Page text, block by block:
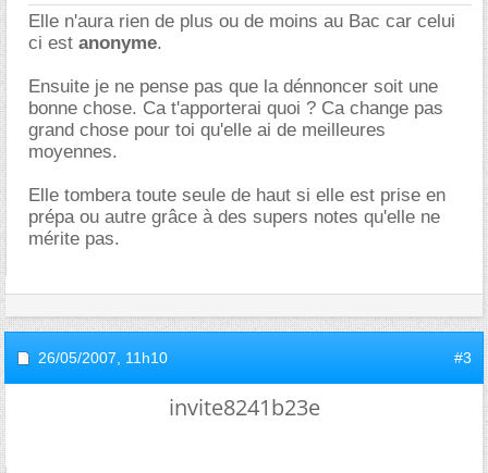
Elle n'aura rien de plus ou de moins au Bac car celui
ci est anonyme.
Ensuite je ne pense pas que la dénnoncer soit une
bonne chose. Ca t'apporterai quoi ? Ca change pas
grand chose pour toi qu'elle ai de meilleures
moyennes.
Elle tombera toute seule de haut si elle est prise en
prépa ou autre grâce à des supers notes qu'elle ne
mérite pas.
26/05/2007, 11h10 #3
invite8241b23e